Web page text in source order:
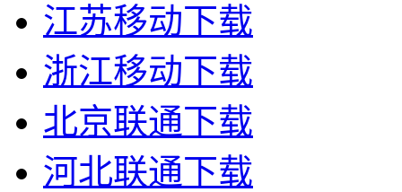
江苏移动下载
浙江移动下载
北京联通下载
河北联通下载